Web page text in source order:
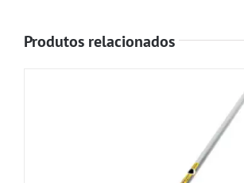
Produtos relacionados